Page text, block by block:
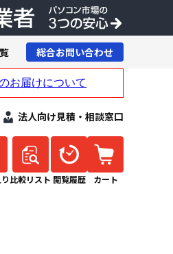
法人向け見積・相談窓口
比較リスト 閲覧履歴 カート
総合お問い合わせ